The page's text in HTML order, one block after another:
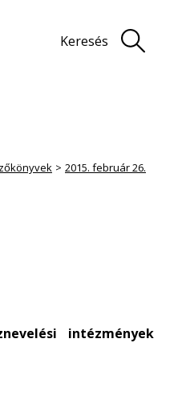
Keresés
2015. február 26.
intézmények